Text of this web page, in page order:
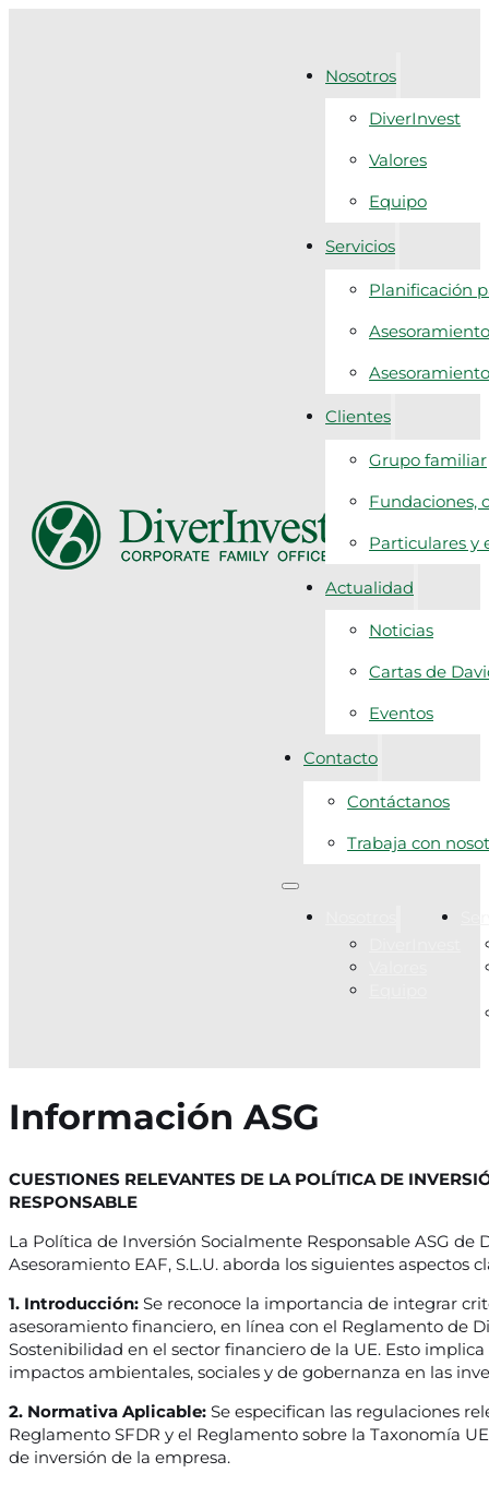
Nosotros
DiverInvest
Valores
Equipo
Servicios
Planificación
Clientes
Grupo familiar
Fundaciones,
Particulares y
Actualidad
Noticias
Cartas de
Eventos
Contacto
Contáctanos
Trabaja con
Información ASG
CUESTIONES RELEVANTES DE LA POLÍTICA DE
RESPONSABLE
La Política de Inversión Socialmente Responsable ASG de
Asesoramiento EAF, S.L.U. aborda los siguientes aspectos
1. Introducción: Se reconoce la importancia de integrar
asesoramiento financiero, en línea con el Reglamento de
Sostenibilidad en el sector financiero de la UE. Esto implica
impactos ambientales, sociales y de gobernanza en las
2. Normativa Aplicable: Se especifican las regulaciones
Reglamento SFDR y el Reglamento sobre la Taxonomía
de inversión de la empresa.